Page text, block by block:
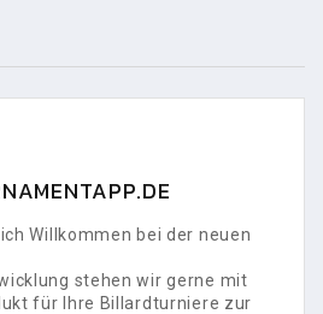
Willkommen bei der neuen
stehen wir gerne mit
für Ihre Billardturniere zur